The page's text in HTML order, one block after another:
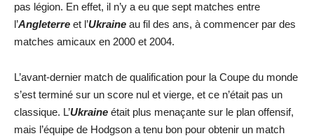
pas légion. En effet, il n’y a eu que sept matches entre
l’Angleterre et l’Ukraine au fil des ans, à commencer par des
matches amicaux en 2000 et 2004.
L’avant-dernier match de qualification pour la Coupe du monde
s’est terminé sur un score nul et vierge, et ce n’était pas un
classique. L’Ukraine était plus menaçante sur le plan offensif,
mais l’équipe de Hodgson a tenu bon pour obtenir un match